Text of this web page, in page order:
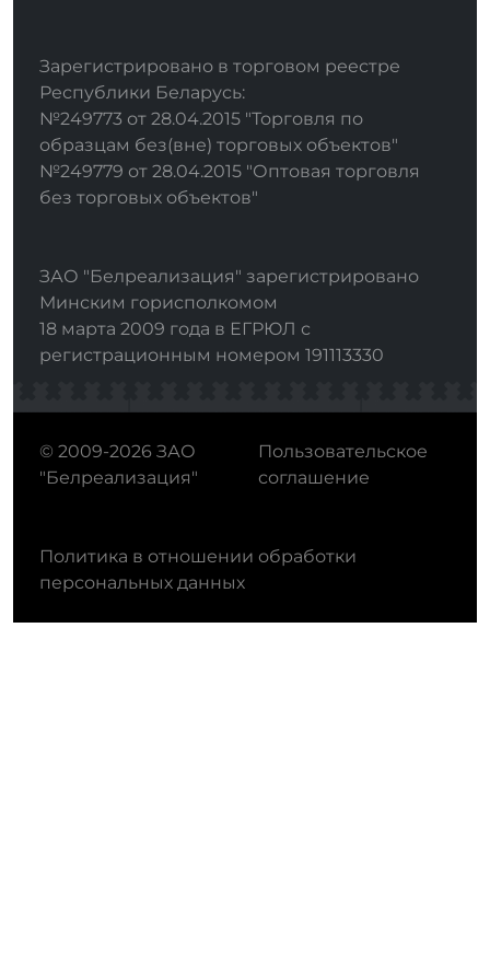
Зарегистрировано в торговом реестре
Республики Беларусь:
№249773 от 28.04.2015 "Торговля по
образцам без(вне) торговых объектов"
№249779 от 28.04.2015 "Оптовая торговля
без торговых объектов"
ЗАО "Белреализация" зарегистрировано
Минским горисполкомом
18 марта 2009 года в ЕГРЮЛ с
регистрационным номером 191113330
© 2009-2026 ЗАО
"Белреализация"
Пользовательское
соглашение
Политика в отношении обработки
персональных данных